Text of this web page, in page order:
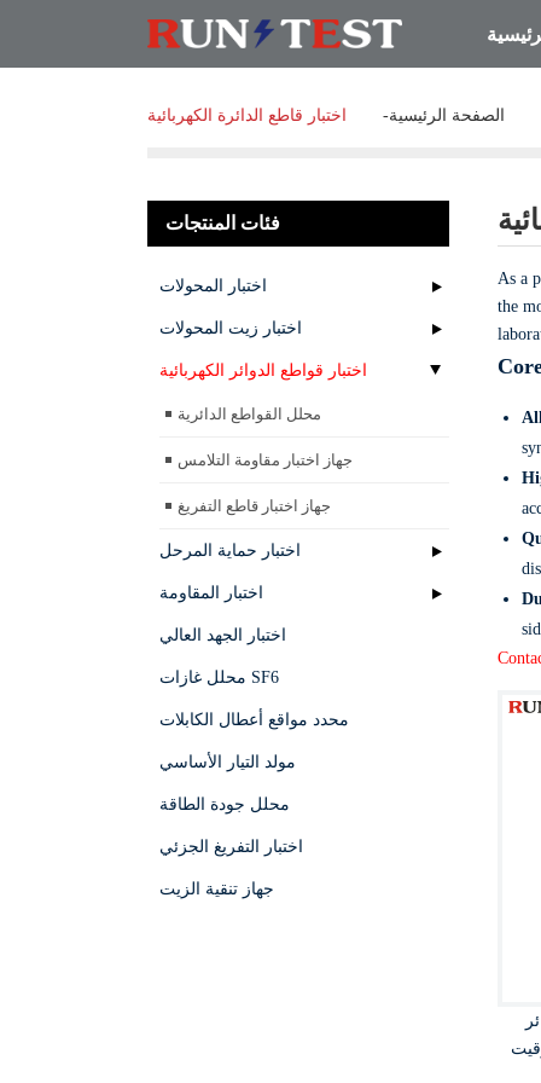
الصفحة الرئيسية اختبار قاطع الدائرة الكهربائية
فئات المنتجات
اختبار المحولات
اختبار زيت المحولات
اختبار قواطع الدوائر الكهربائية
محلل القواطع الدائرية
جهاز اختبار مقاومة التلامس
جهاز اختبار قاطع التفريغ
اختبار حماية المرحل
اختبار المقاومة
اختبار الجهد العالي
محلل غازات SF6
محدد مواقع أعطال الكابلات
مولد التيار الأساسي
محلل جودة الطاقة
اختبار التفريغ الجزئي
جهاز تنقية الزيت
As a
the